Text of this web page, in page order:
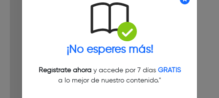
¡No esperes más!
Regístrate ahoray accede por 7 días GRATIS
a lo mejor de nuestro contenido."